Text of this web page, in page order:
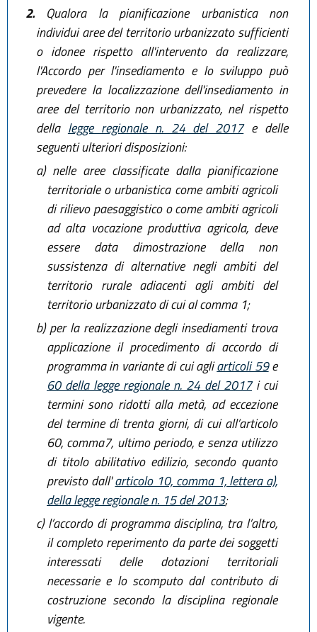
2.Qualora la pianificazione urbanistica non
individui aree del territorio urbanizzato sufficienti
o idonee rispetto all'intervento da realizzare,
l'Accordo per l'insediamento e lo sviluppo può
prevedere la localizzazione dell'insediamento in
aree del territorio non urbanizzato, nel rispetto
della legge regionale n. 24 del 2017e delle
seguenti ulteriori disposizioni:
a)nelle aree classificate dalla pianificazione
territoriale o urbanistica come ambiti agricoli
di rilievo paesaggistico o come ambiti agricoli
ad alta vocazione produttiva agricola, deve
essere data dimostrazione della non
sussistenza di alternative negli ambiti del
territorio rurale adiacenti agli ambiti del
territorio urbanizzato di cui al comma 1;
b)per la realizzazione degli insediamenti trova
applicazione il procedimento di accordo di
programma in variante di cui agliarticoli 59e
60 della legge regionale n. 24 del 2017i cui
termini sono ridotti alla metà, ad eccezione
del termine di trenta giorni, di cui all’articolo
60, comma7, ultimo periodo, e senza utilizzo
di titolo abilitativo edilizio, secondo quanto
previsto dall'articolo 10, comma 1, lettera a),
della legge regionale n. 15 del 2013;
c)l’accordo di programma disciplina, tra l’altro,
il completo reperimento da parte dei soggetti
interessati delle dotazioni territoriali
necessarie e lo scomputo dal contributo di
costruzione secondo la disciplina regionale
vigente.